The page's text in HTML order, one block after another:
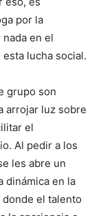
por la
en el
lucha social.
grupo son
arrojar luz sobre
el
Al pedir a los
les abre un
dinámica en la
el talento